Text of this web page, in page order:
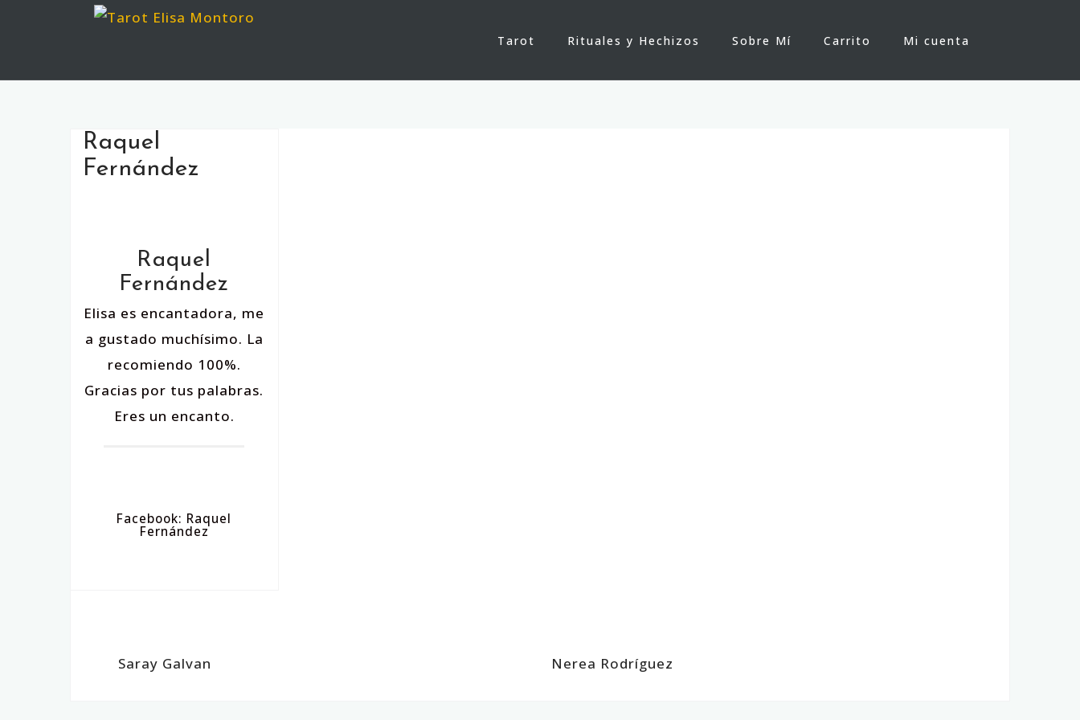
Tarot Rituales y Hechizos Sobre Mí Carrito Mi cuenta
Raquel
Fernández
Raquel
Fernández
Elisa es encantadora, me
a gustado muchísimo. La
recomiendo 100%.
Gracias por tus palabras.
Eres un encanto.
Facebook: Raquel
Fernández
Saray Galvan Nerea Rodríguez